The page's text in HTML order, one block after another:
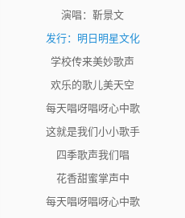
演唱：靳景文
发行：明日明星文化
学校传来美妙歌声
欢乐的歌儿美天空
每天唱呀唱呀心中歌
这就是我们小小歌手
四季歌声我们唱
花香甜蜜掌声中
每天唱呀唱呀心中歌